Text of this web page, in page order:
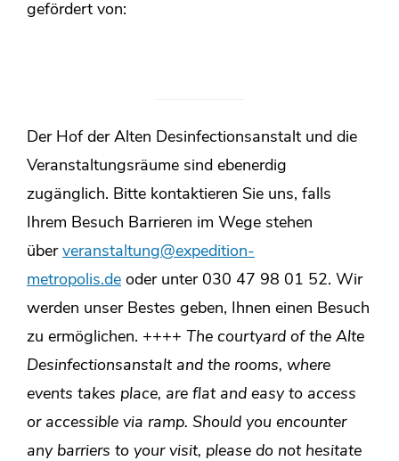
gefördert von:
Der Hof der Alten Desinfectionsanstalt und die
Veranstaltungsräume sind ebenerdig
zugänglich. Bitte kontaktieren Sie uns, falls
Ihrem Besuch Barrieren im Wege stehen
über veranstaltung@expedition-
metropolis.de oder unter 030 47 98 01 52. Wir
werden unser Bestes geben, Ihnen einen Besuch
zu ermöglichen. ++++ The courtyard of the Alte
Desinfectionsanstalt and the rooms, where
events takes place, are flat and easy to access
or accessible via ramp. Should you encounter
any barriers to your visit, please do not hesitate